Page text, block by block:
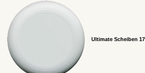
Ultimate Scheiben